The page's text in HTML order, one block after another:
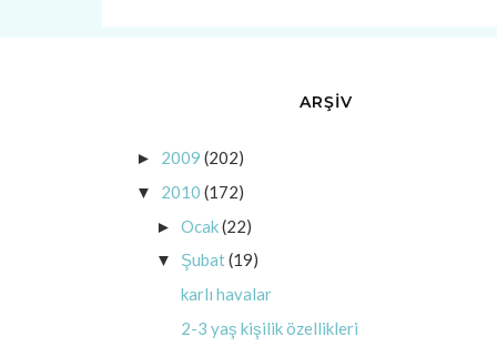
ARŞİV
► 2009 (202)
▼ 2010 (172)
► Ocak(22)
▼ Şubat(19)
karlı havalar
2-3 yaş kişilik özellikleri